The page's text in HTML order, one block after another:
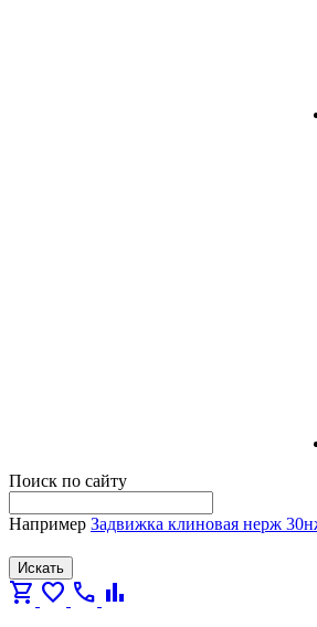
Поиск по сайту
Например Задвижка клиновая нерж
Искать
shopping_cart favorite call bar_chart